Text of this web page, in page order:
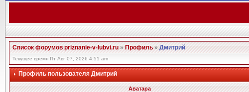
Список форумов priznanie-v-lubvi.ru»Профиль»Дмитрий
Текущее время Пт Авг 07, 2026 4:51 am
Профиль пользователя Дмитрий
Аватара